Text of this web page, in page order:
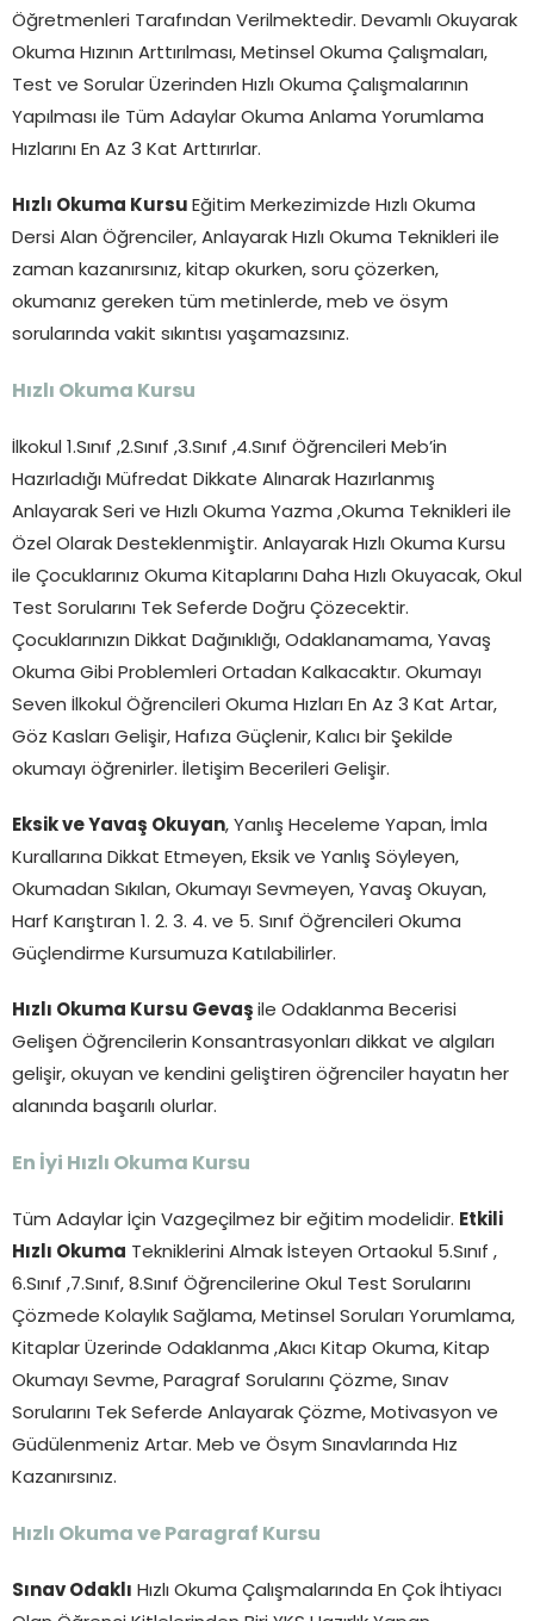
Öğretmenleri Tarafından Verilmektedir. Devamlı Okuyarak
Okuma Hızının Arttırılması, Metinsel Okuma Çalışmaları,
Test ve Sorular Üzerinden Hızlı Okuma Çalışmalarının
Yapılması ile Tüm Adaylar Okuma Anlama Yorumlama
Hızlarını En Az 3 Kat Arttırırlar.
Hızlı Okuma Kursu Eğitim Merkezimizde Hızlı Okuma
Dersi Alan Öğrenciler, Anlayarak Hızlı Okuma Teknikleri ile
zaman kazanırsınız, kitap okurken, soru çözerken,
okumanız gereken tüm metinlerde, meb ve ösym
sorularında vakit sıkıntısı yaşamazsınız.
Hızlı Okuma Kursu
İlkokul 1.Sınıf ,2.Sınıf ,3.Sınıf ,4.Sınıf Öğrencileri Meb’in
Hazırladığı Müfredat Dikkate Alınarak Hazırlanmış
Anlayarak Seri ve Hızlı Okuma Yazma ,Okuma Teknikleri ile
Özel Olarak Desteklenmiştir. Anlayarak Hızlı Okuma Kursu
ile Çocuklarınız Okuma Kitaplarını Daha Hızlı Okuyacak, Okul
Test Sorularını Tek Seferde Doğru Çözecektir.
Çocuklarınızın Dikkat Dağınıklığı, Odaklanamama, Yavaş
Okuma Gibi Problemleri Ortadan Kalkacaktır. Okumayı
Seven İlkokul Öğrencileri Okuma Hızları En Az 3 Kat Artar,
Göz Kasları Gelişir, Hafıza Güçlenir, Kalıcı bir Şekilde
okumayı öğrenirler. İletişim Becerileri Gelişir.
Eksik ve Yavaş Okuyan, Yanlış Heceleme Yapan, İmla
Kurallarına Dikkat Etmeyen, Eksik ve Yanlış Söyleyen,
Okumadan Sıkılan, Okumayı Sevmeyen, Yavaş Okuyan,
Harf Karıştıran 1. 2. 3. 4. ve 5. Sınıf Öğrencileri Okuma
Güçlendirme Kursumuza Katılabilirler.
Hızlı Okuma Kursu Gevaş ile Odaklanma Becerisi
Gelişen Öğrencilerin Konsantrasyonları dikkat ve algıları
gelişir, okuyan ve kendini geliştiren öğrenciler hayatın her
alanında başarılı olurlar.
En İyi Hızlı Okuma Kursu
Tüm Adaylar İçin Vazgeçilmez bir eğitim modelidir. Etkili
Hızlı Okuma Tekniklerini Almak İsteyen Ortaokul 5.Sınıf ,
6.Sınıf ,7.Sınıf, 8.Sınıf Öğrencilerine Okul Test Sorularını
Çözmede Kolaylık Sağlama, Metinsel Soruları Yorumlama,
Kitaplar Üzerinde Odaklanma ,Akıcı Kitap Okuma, Kitap
Okumayı Sevme, Paragraf Sorularını Çözme, Sınav
Sorularını Tek Seferde Anlayarak Çözme, Motivasyon ve
Güdülenmeniz Artar. Meb ve Ösym Sınavlarında Hız
Kazanırsınız.
Hızlı Okuma ve Paragraf Kursu
Sınav Odaklı
Hızlı Okuma Çalışmalarında En Çok İhtiyacı